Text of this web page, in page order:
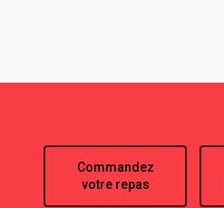
Commandez
votre repas